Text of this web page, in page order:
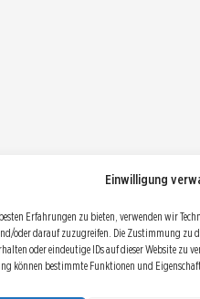
Einwilligung
Erfahrungen zu bieten, verwenden wir
oder darauf zuzugreifen. Die Zustimmung zu
oder eindeutige IDs auf dieser Website zu
können bestimmte Funktionen und